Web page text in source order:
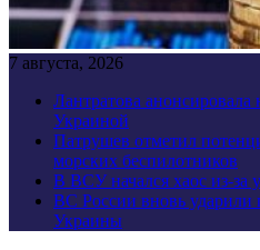
7 августа, 2026
Лантратова
Украиной
Патрушев отметил
морских беспилотников
В ВСУ начался хаос из-за
ВС России вновь ударили
Украины